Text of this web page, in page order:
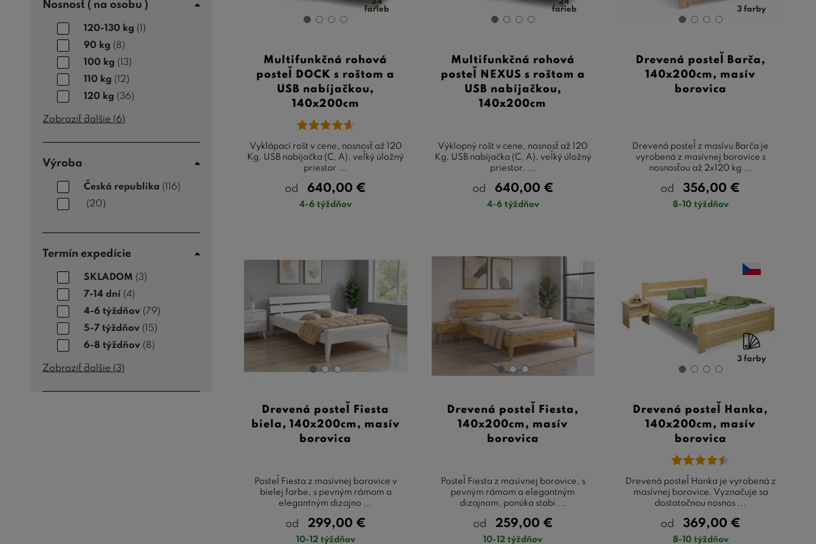
Nosnosť ( na osobu )
120-130 kg (1)
90 kg (8)
100 kg (13)
110 kg (12)
120 kg (36)
Zobraziť ďalšie (6)
Výroba
Česká republika (116)
(20)
Termín expedície
SKLADOM (3)
7-14 dní (4)
4-6 týždňov (79)
5-7 týždňov (15)
6-8 týždňov (8)
Zobraziť ďalšie (3)
farieb
Multifunkčná rohová
posteľ DOCK s roštom a
USB nabíjačkou,
140x200cm
Vyklápací rošt v cene, nosnosť až 120
Kg, USB nabíjačka (C, A), veľký úložný
priestor ...
od 640,00 €
4-6 týždňov
farieb
Multifunkčná rohová
posteľ NEXUS s roštom a
USB nabíjačkou,
140x200cm
Výklopný rošt v cene, nosnosť až 120
Kg, USB nabíjačka (C, A), veľký úložný
priestor. ...
od 640,00 €
4-6 týždňov
3 farby
Drevená posteľ Barča,
140x200cm, masív
borovica
Drevená posteľ z masívu Barča je
vyrobená z masívnej borovice s
nosnosťou až 2x120 kg ...
od 356,00 €
8-10 týždňov
Drevená posteľ Fiesta
biela, 140x200cm, masív
borovica
Posteľ Fiesta z masívnej borovice v
bielej farbe, s pevným rámom a
elegantným dizajno ...
od 299,00 €
10-12 týždňov
Drevená posteľ Fiesta,
140x200cm, masív
borovica
Posteľ Fiesta z masívnej borovice, s
pevným rámom a elegantným
dizajnom, ponúka stabi ...
od 259,00 €
10-12 týždňov
3 farby
Drevená posteľ Hanka,
140x200cm, masív
borovica
Drevená posteľ Hanka je vyrobená z
masívnej borovice. Vyznačuje sa
dostatočnou nosnos ...
od 369,00 €
8-10 týždňov